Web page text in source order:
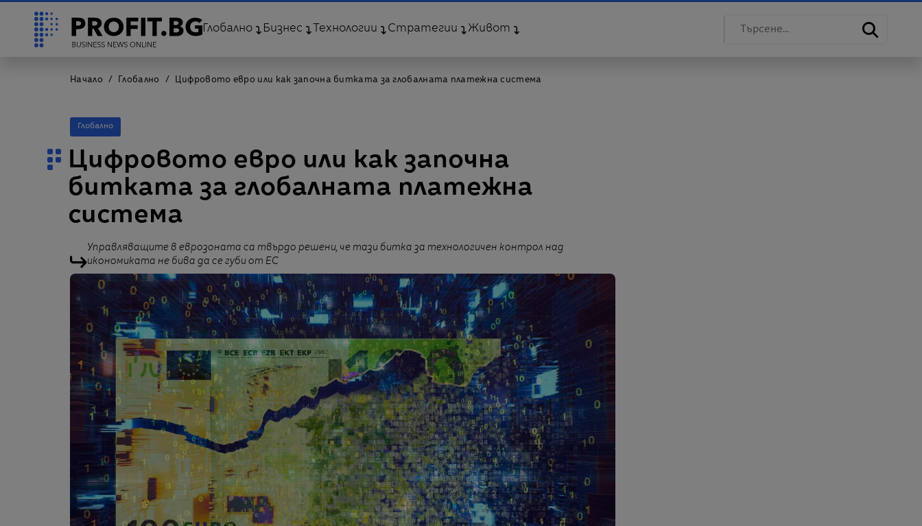
Глобално Бизнес Технологии Стратегии Живот
Начало Глобално Цифровото евро или как започна битката за глобалната платежна система
Глобално
Цифровото евро или как започна
битката за глобалната платежна
система
Управляващите в еврозоната са твърдо решени, че тази битка за технологичен контрол над
икономиката не бива да се губи от ЕС